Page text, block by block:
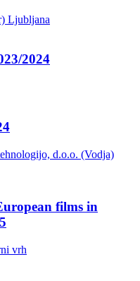
Ljubljana
2024
d.o.o. (Vodja)
films in
vrh